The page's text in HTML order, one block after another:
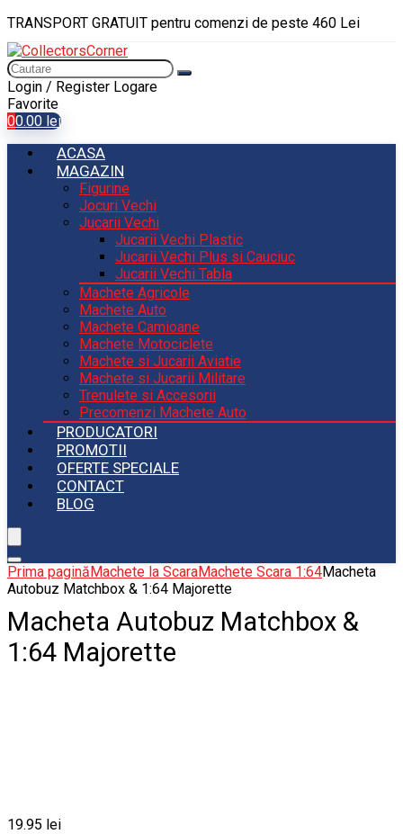
TRANSPORT GRATUIT pentru comenzi de peste 460 Lei
Login / Register Logare
Favorite
00.00 lei
ACASA
MAGAZIN
Figurine
Jocuri Vechi
Jucarii Vechi
Jucarii Vechi Plastic
Jucarii Vechi Plus si Cauciuc
Jucarii Vechi Tabla
Machete Agricole
Machete Auto
Machete Camioane
Machete Motociclete
Machete si Jucarii Aviatie
Machete si Jucarii Militare
Trenulete si Accesorii
Precomenzi Machete Auto
PRODUCATORI
PROMOTII
OFERTE SPECIALE
CONTACT
BLOG
Prima paginăMachete la ScaraMachete Scara 1:64Macheta
Autobuz Matchbox & 1:64 Majorette
Macheta Autobuz Matchbox &
1:64 Majorette
19.95 lei